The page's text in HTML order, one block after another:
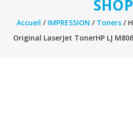
SHOP
Accueil / IMPRESSION / Toners /
Original LaserJet TonerHP LJ